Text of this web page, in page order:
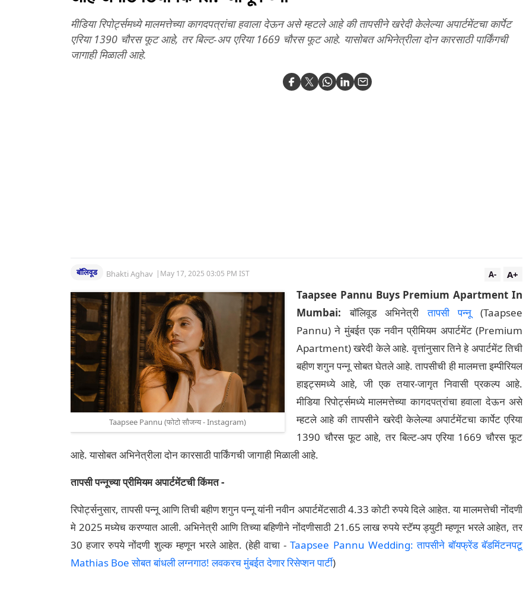
मीडिया रिपोर्ट्समध्ये मालमत्तेच्या कागदपत्रांचा हवाला देऊन असे म्हटले आहे की तापसीने खरेदी केलेल्या अपार्टमेंटचा कार्पेट
एरिया 1390 चौरस फूट आहे, तर बिल्ट-अप एरिया 1669 चौरस फूट आहे. यासोबत अभिनेत्रीला दोन कारसाठी पार्किंगची
जागाही मिळाली आहे.
बॉलिवूड Bhakti Aghav | May 17, 2025 03:05 PM IST A+
A-
Taapsee Pannu (फोटो सौजन्य - Instagram)
Taapsee Pannu Buys Premium Apartment In
Mumbai: बॉलिवूड अभिनेत्रीतापसी पन्नू (Taapsee
Pannu) ने मुंबईत एक नवीन प्रीमियम अपार्टमेंट (Premium
Apartment) खरेदी केले आहे. वृत्तांनुसार तिने हे अपार्टमेंट तिची
बहीण शगुन पन्नू सोबत घेतले आहे. तापसीची ही मालमत्ता इम्पीरियल
हाइट्समध्ये आहे, जी एक तयार-जागृत निवासी प्रकल्प आहे.
मीडिया रिपोर्ट्समध्ये मालमत्तेच्या कागदपत्रांचा हवाला देऊन असे
म्हटले आहे की तापसीने खरेदी केलेल्या अपार्टमेंटचा कार्पेट एरिया
1390 चौरस फूट आहे, तर बिल्ट-अप एरिया 1669 चौरस फूट
आहे. यासोबत अभिनेत्रीला दोन कारसाठी पार्किंगची जागाही मिळाली आहे.
तापसी पन्नूच्या प्रीमियम अपार्टमेंटची किंमत -
रिपोर्ट्सनुसार, तापसी पन्नू आणि तिची बहीण शगुन पन्नू यांनी नवीन अपार्टमेंटसाठी 4.33 कोटी रुपये दिले आहेत. या मालमत्तेची नोंदणी
मे 2025 मध्येच करण्यात आली. अभिनेत्री आणि तिच्या बहिणीने नोंदणीसाठी 21.65 लाख रुपये स्टॅम्प ड्युटी म्हणून भरले आहेत, तर
30 हजार रुपये नोंदणी शुल्क म्हणून भरले आहेत. (हेही वाचा -Taapsee Pannu Wedding: तापसीने बॉयफ्रेंड बॅडमिंटनपटू
Mathias Boe सोबत बांधली लग्नगाठ! लवकरच मुंबईत देणार रिसेप्शन पार्टी)